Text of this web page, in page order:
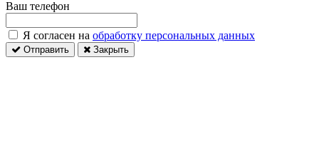
Ваш телефон
Я согласен на обработку персональных данных
Отправить Закрыть